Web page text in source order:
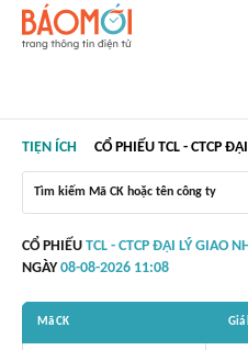
TIỆN ÍCH CỔ PHIẾU TCL - CTCP
Tìm kiếm Mã CK hoặc tên công ty
CỔ PHIẾU TCL - CTCP ĐẠI LÝ GIAO
NGÀY 08-08-2026 11:08
Mã CK Giá